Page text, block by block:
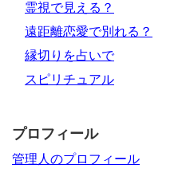
霊視で見える？
遠距離恋愛で別れる？
縁切りを占いで
スピリチュアル
プロフィール
管理人のプロフィール